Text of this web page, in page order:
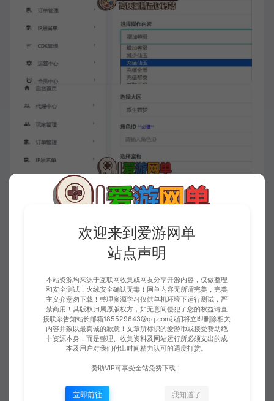
欢迎来到爱游网单
站点声明
本站资源均来源于互联网收集或网友分享开源内容，仅做整理
和安全测试，火绒安全确认无毒！网单内容无所谓完美，完美
主义介意勿下载！整理资源学习仅供单机环境下运行测试，严
禁商用！其版权归属原版权方，如无意间侵犯了您的权益请直
接联系告知站长邮箱185529643@qq.com我们将立即删除相关
内容并致以最真诚的歉意！文章所标识的爱游币或接受赞助绝
非资源本身，而是整理、收集资料及网站运行所必须支出的成
本及用户对我们付出时间精力认可的适度打赏。
赞助VIP可享受全站免费下载！
立即前往 我知道了